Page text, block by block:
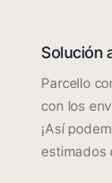
Solución
Parcello
con los
¡Así
estimados